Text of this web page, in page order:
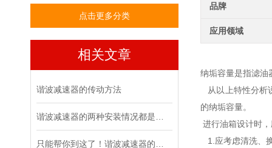
点击更多分类
相关文章
谐波减速器的传动方法
品牌
应用领域
纳垢容量是指滤油
从以上特性分析
的纳垢容量。
进行油箱设计时
1.应考虑清洗、